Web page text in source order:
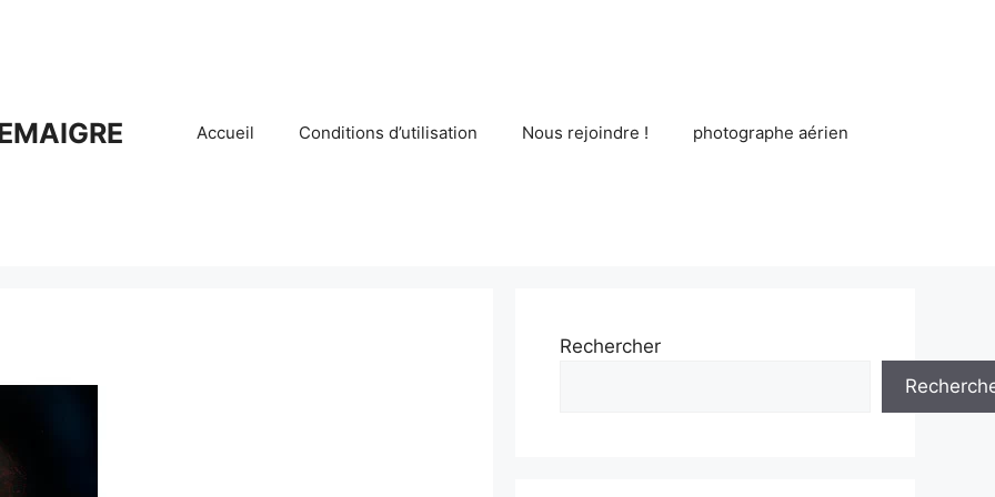
Accueil Conditions d’utilisation Nous rejoindre ! photographe aérien
Rechercher